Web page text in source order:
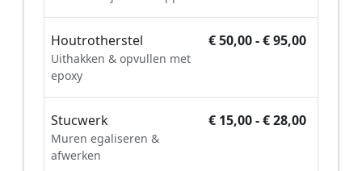
Houtrotherstel
Uithakken & opvullen met
epoxy
€ 50,00 - € 95,00
Stucwerk
Muren egaliseren &
afwerken
€ 15,00 - € 28,00